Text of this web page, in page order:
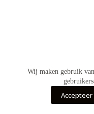
Wij maken gebruik
Accepteer